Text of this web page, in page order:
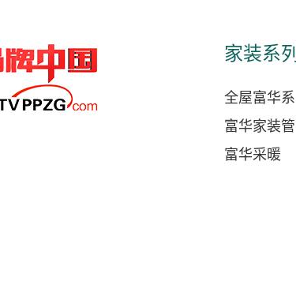
家装系列
全屋富华系
富华家装管
富华采暖